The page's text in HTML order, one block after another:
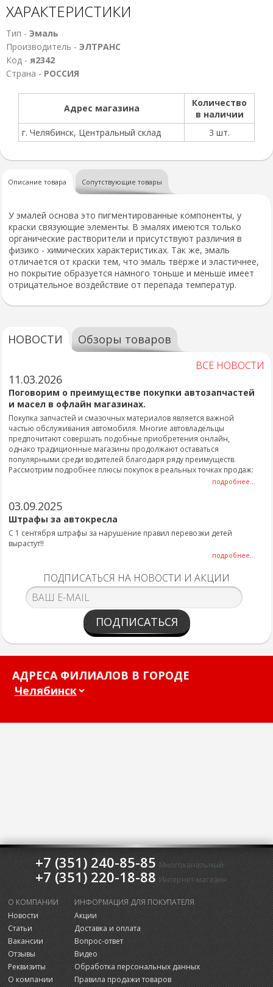
ХАРАКТЕРИСТИКИ
Тип - Эмаль
Производитель - ЭЛТРАНС
Код - я2342
Страна - РОССИЯ
Адрес магазина
Количество
в наличии
г. Челябинск, Центральный склад
3 шт.
Описание товара Сопутствующие товары
У эмалей основа это пигментированные компоненты, у
краски связующие элементы. В эмалях имеются только
органические растворители и присутствуют различия в
физико - химических характеристиках. Так же, эмаль
отличается от краски тем, что эмаль твёрже и эластичнее,
но покрытие образуется намного тоньше и меньше имеет
отрицательное воздействие от перепада температур.
НОВОСТИ Обзоры товаров
ВСЕ НОВОСТИ
11.03.2026
Поговорим о преимуществе покупки автозапчастей
и масел в офлайн магазинах.
Покупка запчастей и смазочных материалов является важной
частью обслуживания автомобиля. Многие автовладельцы
предпочитают совершать подобные приобретения онлайн,
однако традиционные магазины продолжают оставаться
популярными среди водителей благодаря ряду преимуществ.
Рассмотрим подробнее плюсы покупок в реальных точках продаж:
подробнее...
03.09.2025
Штрафы за автокресла
С 1 сентября штрафы за нарушение правил перевозки детей
вырастут!!
подробнее...
ПОДПИСАТЬСЯ НА НОВОСТИ И АКЦИИ
ПОДПИСАТЬСЯ
АДРЕСА ФИЛИАЛОВ В ГОРОДЕ
+7 (351) 240-85-85 Многоканальный
+7 (351) 220-18-88 Интернет-магазин
О КОМПАНИИ
Новости
Статьи
Вакансии
Отзывы
Реквизиты
О компании
ИНФОРМАЦИЯ ДЛЯ ПОКУПАТЕЛЯ
Акции
Доставка и оплата
Вопрос-ответ
Видео
Обработка персональных данных
Правила продажи товаров